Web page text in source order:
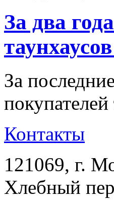
За два
За
Контакты
121069, г.
Хлебный